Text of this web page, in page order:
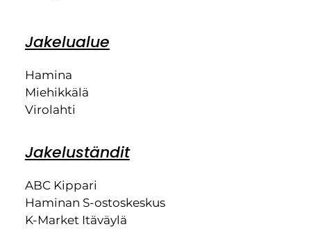
Jakelualue
Hamina
Miehikkälä
Virolahti
Jakeluständit
ABC Kippari
Haminan S-ostoskeskus
K-Market Itäväylä